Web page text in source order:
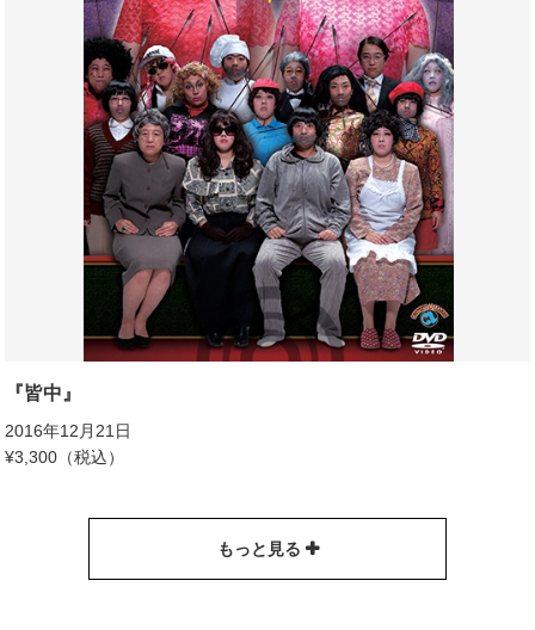
『皆中』
2016年12月21日
¥3,300（税込）
もっと見る